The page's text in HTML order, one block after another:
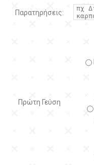
Παρατηρήσεις:
Πρώτη Γεύση